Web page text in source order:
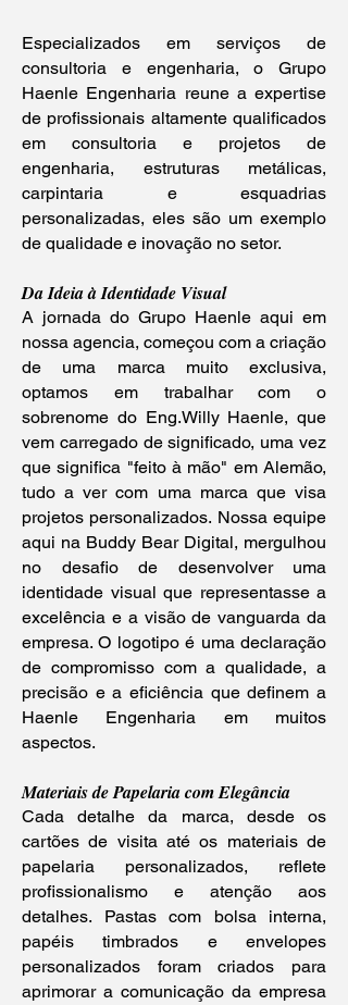
Especializados em serviços de
consultoria e engenharia, o Grupo
Haenle Engenharia reune a expertise
de profissionais altamente qualificados
em consultoria e projetos de
engenharia, estruturas metálicas,
carpintaria e esquadrias
personalizadas, eles são um exemplo
de qualidade e inovação no setor.
Da Ideia à Identidade Visual
A jornada do Grupo Haenle aqui em
nossa agencia, começou com a criação
de uma marca muito exclusiva,
optamos em trabalhar com o
sobrenome do Eng.Willy Haenle, que
vem carregado de significado, uma vez
que significa "feito à mão" em Alemão,
tudo a ver com uma marca que visa
projetos personalizados. Nossa equipe
aqui na Buddy Bear Digital, mergulhou
no desafio de desenvolver uma
identidade visual que representasse a
excelência e a visão de vanguarda da
empresa. O logotipo é uma declaração
de compromisso com a qualidade, a
precisão e a eficiência que definem a
Haenle Engenharia em muitos
aspectos.
Materiais de Papelaria com Elegância
Cada detalhe da marca, desde os
cartões de visita até os materiais de
papelaria personalizados, reflete
profissionalismo e atenção aos
detalhes. Pastas com bolsa interna,
papéis timbrados e envelopes
personalizados foram criados para
aprimorar a comunicação da empresa